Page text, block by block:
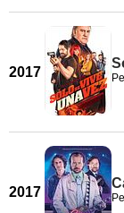
2017
2017